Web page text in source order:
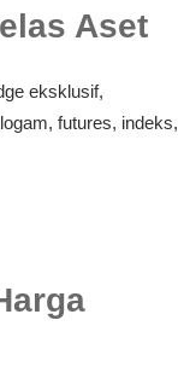
Aset
eksklusif,
futures, indeks,